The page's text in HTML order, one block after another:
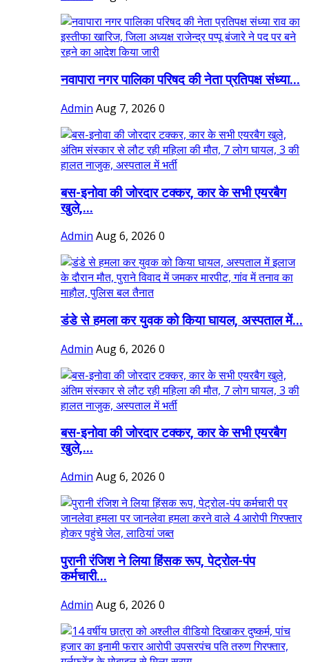
नवापारा नगर पालिका परिषद की नेता प्रतिपक्ष संध्या...
Admin Aug 7, 2026 0
बस-इनोवा की जोरदार टक्कर, कार के सभी एयरबैग
खुले,...
Admin Aug 6, 2026 0
डंडे से हमला कर युवक को किया घायल, अस्पताल में...
Admin Aug 6, 2026 0
बस-इनोवा की जोरदार टक्कर, कार के सभी एयरबैग
खुले,...
Admin Aug 6, 2026 0
पुरानी रंजिश ने लिया हिंसक रूप, पेट्रोल-पंप
कर्मचारी...
Admin Aug 6, 2026 0